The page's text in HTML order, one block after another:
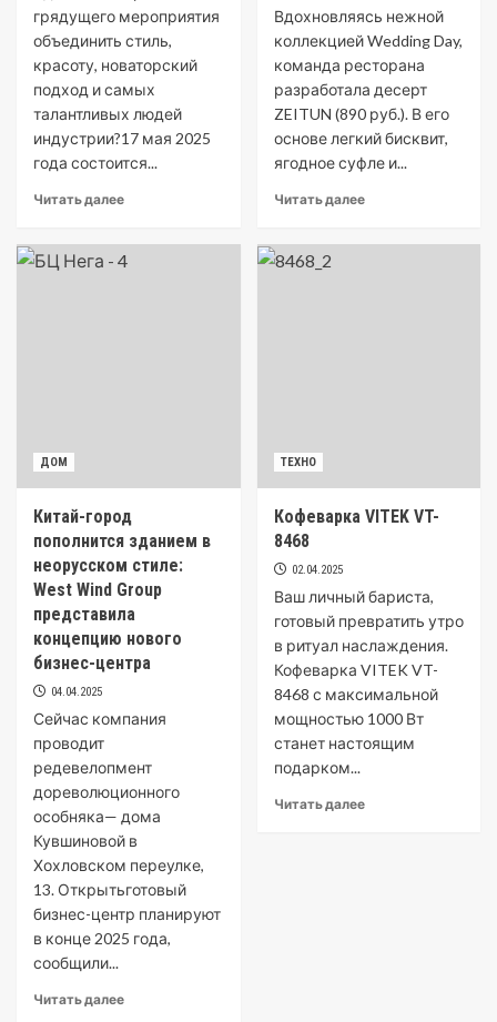
грядущего мероприятия
объединить стиль,
красоту, новаторский
подход и самых
талантливых людей
индустрии?17 мая 2025
года состоится...
Читать далее
Вдохновляясь нежной
коллекцией Wedding Day,
команда ресторана
разработала десерт
ZEITUN (890 руб.). В его
основе легкий бисквит,
ягодное суфле и...
Читать далее
ДОМ
Китай-город
пополнится зданием в
неорусском стиле:
West Wind Group
представила
концепцию нового
бизнес-центра
04.04.2025
Сейчас компания
проводит
редевелопмент
дореволюционного
особняка— дома
Кувшиновой в
Хохловском переулке,
13. Открытьготовый
бизнес-центр планируют
в конце 2025 года,
сообщили...
Читать далее
ТЕХНО
Кофеварка VITEK VT-
8468
02.04.2025
Ваш личный бариста,
готовый превратить утро
в ритуал наслаждения.
Кофеварка VITEK VT-
8468 с максимальной
мощностью 1000 Вт
станет настоящим
подарком...
Читать далее